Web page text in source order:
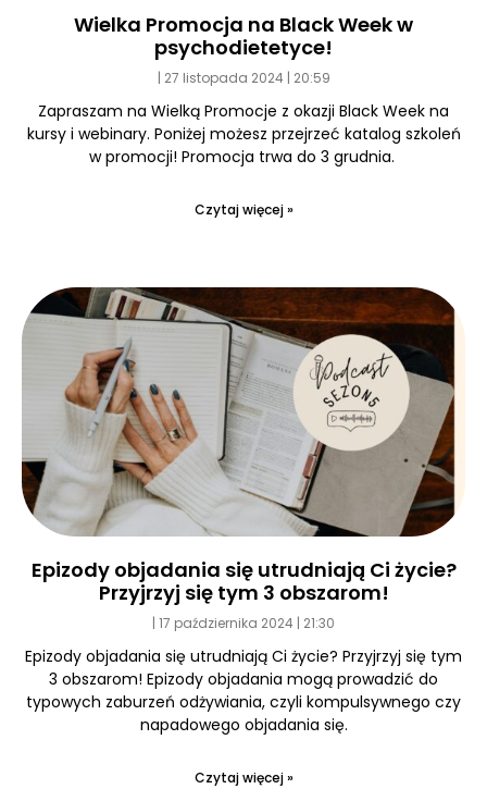
Wielka Promocja na Black Week w
psychodietetyce!
27 listopada 2024 20:59
Zapraszam na Wielką Promocje z okazji Black Week na
kursy i webinary. Poniżej możesz przejrzeć katalog szkoleń
w promocji! Promocja trwa do 3 grudnia.
Czytaj więcej »
Epizody objadania się utrudniają Ci życie?
Przyjrzyj się tym 3 obszarom!
17 października 2024 21:30
Epizody objadania się utrudniają Ci życie? Przyjrzyj się tym
3 obszarom! Epizody objadania mogą prowadzić do
typowych zaburzeń odżywiania, czyli kompulsywnego czy
napadowego objadania się.
Czytaj więcej »